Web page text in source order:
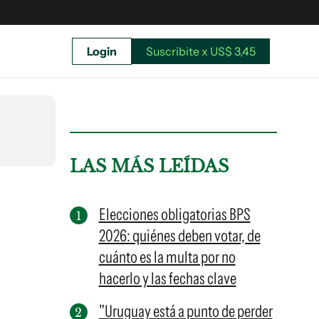
Suscribite x US$ 3,45
Login Suscribite x US$ 3,45
LAS MÁS LEÍDAS
Elecciones obligatorias BPS
2026: quiénes deben votar, de
cuánto es la multa por no
hacerlo y las fechas clave
"Uruguay está a punto de perder